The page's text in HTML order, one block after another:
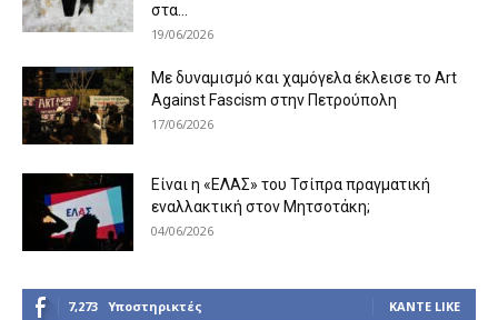
στα...
19/06/2026
Με δυναμισμό και χαμόγελα έκλεισε το Art
Against Fascism στην Πετρούπολη
17/06/2026
Είναι η «ΕΛΑΣ» του Τσίπρα πραγματική
εναλλακτική στον Μητσοτάκη;
04/06/2026
7,273 Υποστηρικτές ΚΆΝΤΕ LIKE